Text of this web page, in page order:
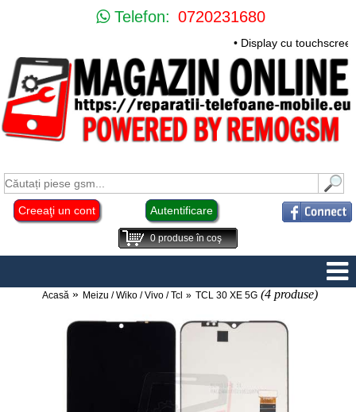
Telefon: 0720231680
• Display cu
Creeaţi un cont Autentificare
0produse în coş
Acasă Meizu / Wiko / Vivo / Tcl TCL 30 XE 5G (4 produse)